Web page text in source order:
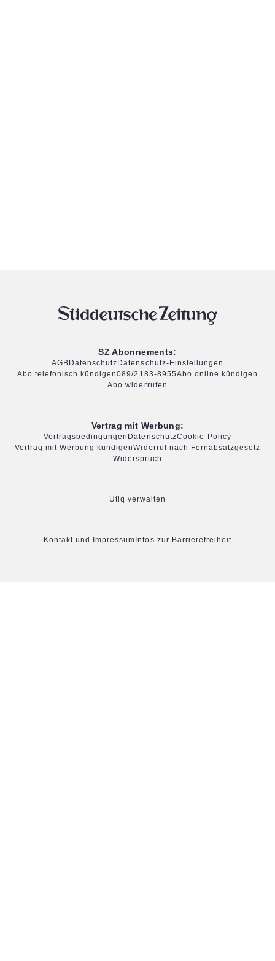
SZ Abonnements:
AGB Datenschutz Datenschutz-Einstellungen
Abo telefonisch kündigen089/2183-8955Abo online kündigen
Abo widerrufen
Vertrag mit Werbung:
Vertragsbedingungen DatenschutzCookie-Policy
Vertrag mit Werbung kündigenWiderruf nach Fernabsatzgesetz
Widerspruch
Utiq verwalten
Kontakt und Impressum Infos zur Barrierefreiheit